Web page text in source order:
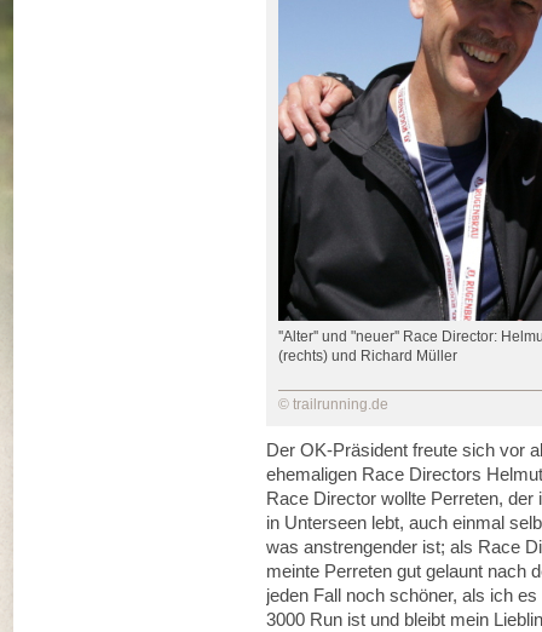
''Alter'' und "neuer'' Race Director:
(rechts) und Richard Müller
© trailrunning.de
Der OK-Präsident freute sich vor
ehemaligen Race Directors
Race Director wollte Perreten,
in Unterseen lebt, auch einmal
was anstrengender ist; als Race
meinte Perreten gut gelaunt nach
jeden Fall noch schöner, als ich
3000 Run ist und bleibt mein